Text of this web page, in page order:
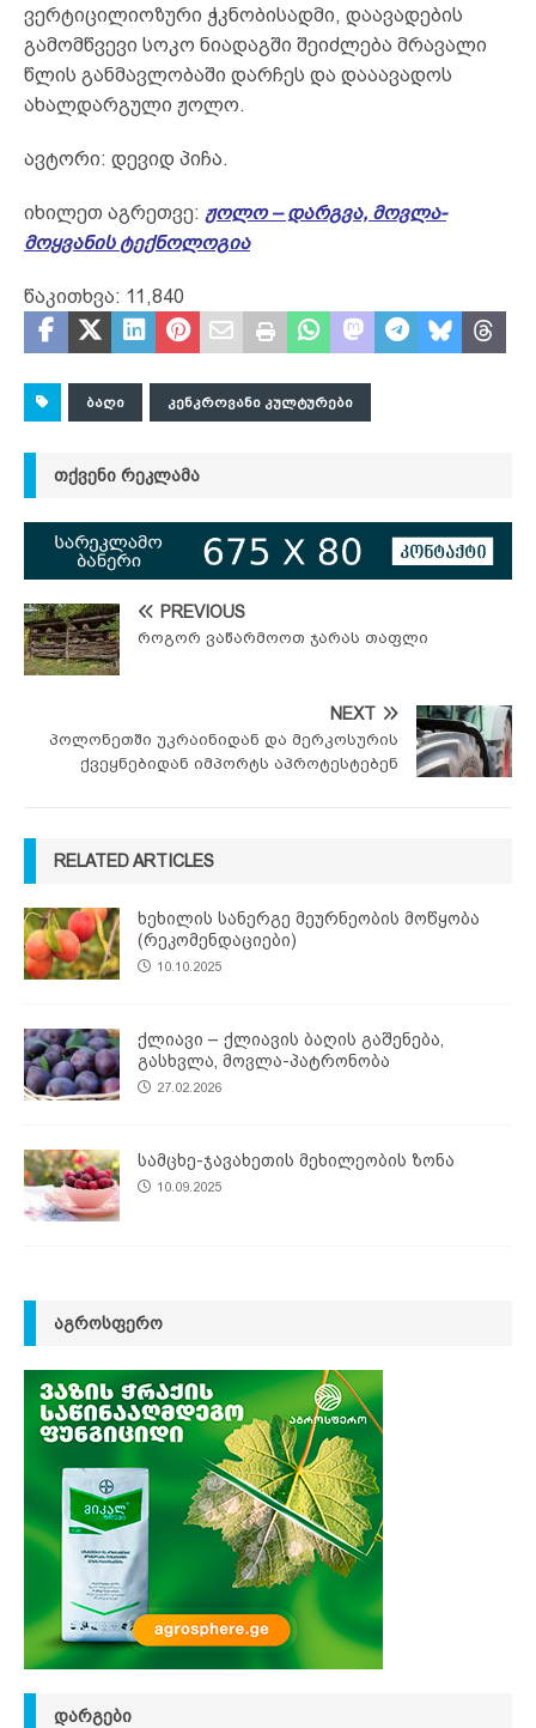
ვერტიცილიოზური ჭკნობისადმი, დაავადების
გამომწვევი სოკო ნიადაგში შეიძლება მრავალი
წლის განმავლობაში დარჩეს და დააავადოს
ახალდარგული ჟოლო.
ავტორი: დევიდ პიჩა.
იხილეთ აგრეთვე: ჟოლო – დარგვა, მოვლა-
მოყვანის ტექნოლოგია
წაკითხვა: 11,840
ᲑᲐᲦᲘ ᲙᲔᲜᲙᲠᲝᲕᲐᲜᲘ ᲙᲣᲚᲢᲣᲠᲔᲑᲘ
ᲗᲥᲕᲔᲜᲘ ᲠᲔᲙᲚᲐᲛᲐ
PREVIOUS
როგორ ვაწარმოოთ ჯარას თაფლი
NEXT
პოლონეთში უკრაინიდან და მერკოსურის
ქვეყნებიდან იმპორტს აპროტესტებენ
RELATED ARTICLES
ხეხილის სანერგე მეურნეობის მოწყობა
(რეკომენდაციები)
10.10.2025
ქლიავი – ქლიავის ბაღის გაშენება,
გასხვლა, მოვლა-პატრონობა
27.02.2026
სამცხე-ჯავახეთის მეხილეობის ზონა
10.09.2025
ᲐᲒᲠᲝᲡᲤᲔᲠᲝ
ᲓᲐᲠᲒᲔᲑᲘ